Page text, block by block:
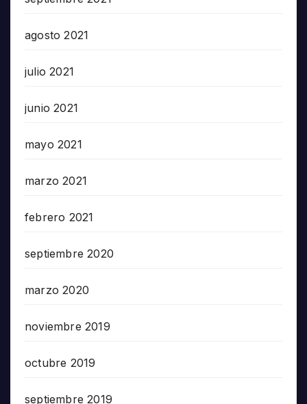
agosto 2021
julio 2021
junio 2021
mayo 2021
marzo 2021
febrero 2021
septiembre 2020
marzo 2020
noviembre 2019
octubre 2019
septiembre 2019